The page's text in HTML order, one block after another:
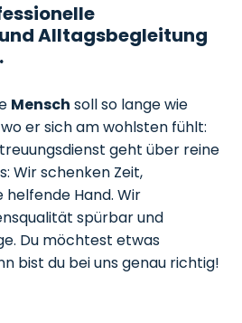
Alltagsbegleitung
Mensch soll so lange wie
er sich am wohlsten fühlt:
geht über reine
Wir schenken Zeit,
helfende Hand. Wir
spürbar und
Du möchtest etwas
bist du bei uns genau richtig!